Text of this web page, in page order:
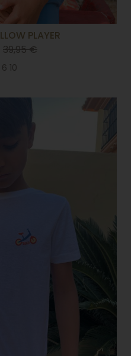
PLAYER
39,95 €
10